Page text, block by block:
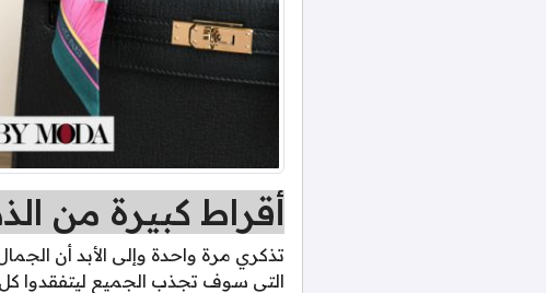
أقراط كبيرة من
تذكري مرة واحدة وإلى الأبد أن
التي سوف تجذب الجميع ليتفقدوا